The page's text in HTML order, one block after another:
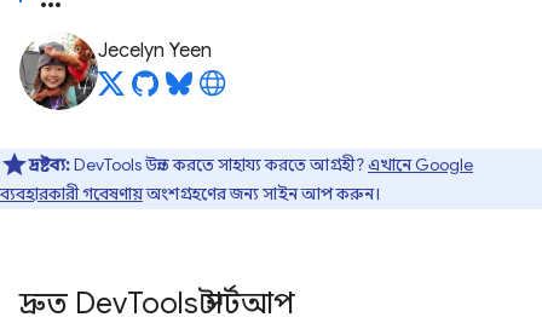
Jecelyn Yeen
দ্রষ্টব্য:DevTools উন্নত করতে সাহায্য করতে আগ্রহী?এখানে Google
ব্যবহারকারী গবেষণায়অংশগ্রহণের জন্য সাইন আপ করুন।
দ্রুত DevTools স্টার্টআপ